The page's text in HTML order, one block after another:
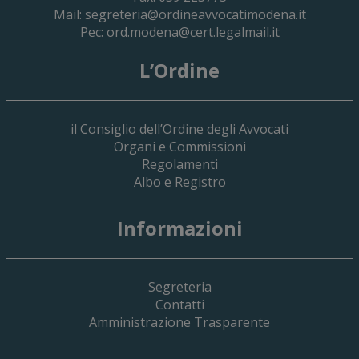
19 Giugno 2026
Mail: segreteria@ordineavvocatimodena.it
Pec: ord.modena@cert.legalmail.it
L’Ordine
il Consiglio dell’Ordine degli Avvocati
Organi e Commissioni
Regolamenti
Albo e Registro
Informazioni
Segreteria
Contatti
Amministrazione Trasparente